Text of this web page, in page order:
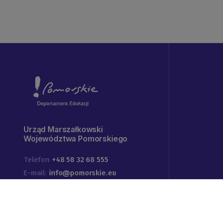
Urząd Marszałkowski
Województwa Pomorskiego
Telefon +48 58 32 68 555
E-mail: info@pomorskie.eu